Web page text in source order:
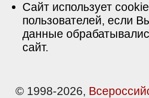
Сайт использует
пользователей, если
данные
сайт.
© 1998-2026,